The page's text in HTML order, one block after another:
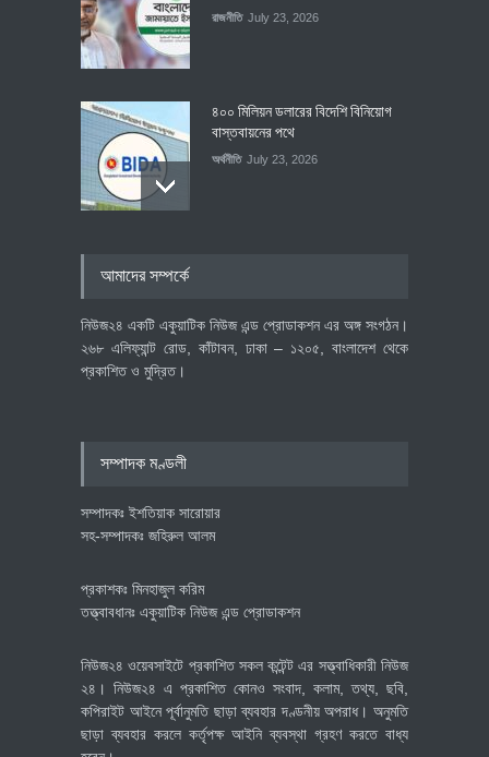
রাজনীতি July 23, 2026
৪০০ মিলিয়ন ডলারের বিদেশি বিনিয়োগ
বাস্তবায়নের পথে
অর্থনীতি July 23, 2026
আমাদের সম্পর্কে
নিউজ২৪ একটি একুয়াটিক নিউজ এন্ড প্রোডাকশন এর অঙ্গ সংগঠন।
২৬৮ এলিফ্যান্ট রোড, কাঁটাবন, ঢাকা – ১২০৫, বাংলাদেশ থেকে
প্রকাশিত ও মুদ্রিত।
সম্পাদক মণ্ডলী
সম্পাদকঃ ইশতিয়াক সারোয়ার
সহ-সম্পাদকঃ জহিরুল আলম
প্রকাশকঃ মিনহাজুল করিম
তত্ত্বাবধানঃ একুয়াটিক নিউজ এন্ড প্রোডাকশন
নিউজ২৪ ওয়েবসাইটে প্রকাশিত সকল কন্টেন্ট এর সত্ত্বাধিকারী নিউজ
২৪। নিউজ২৪ এ প্রকাশিত কোনও সংবাদ, কলাম, তথ্য, ছবি,
কপিরাইট আইনে পূর্বানুমতি ছাড়া ব্যবহার দণ্ডনীয় অপরাধ। অনুমতি
ছাড়া ব্যবহার করলে কর্তৃপক্ষ আইনি ব্যবস্থা গ্রহণ করতে বাধ্য